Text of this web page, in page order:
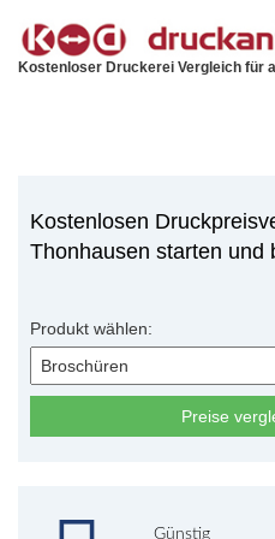
Kostenloser Druckerei Vergleich für
Kostenlosen
Thonhausen starten und
Produkt wählen:
Preise
Günstig